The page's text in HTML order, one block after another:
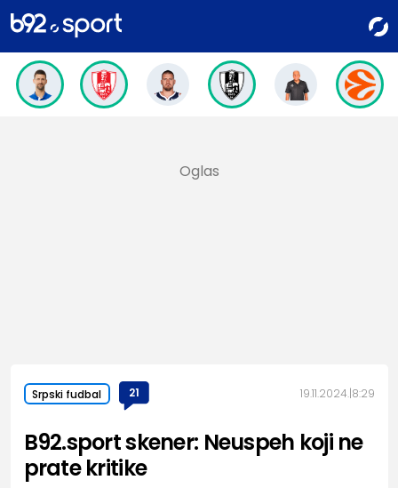
Srpski fudbal 21 19.11.2024. 8:29
B92.sport skener: Neuspeh koji ne
prate kritike